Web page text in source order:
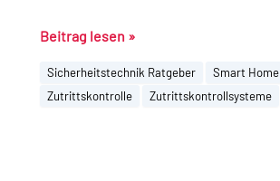
Beitrag lesen »
Sicherheitstechnik Ratgeber
Smart Home
Zutrittskontrolle
Zutrittskontrollsysteme